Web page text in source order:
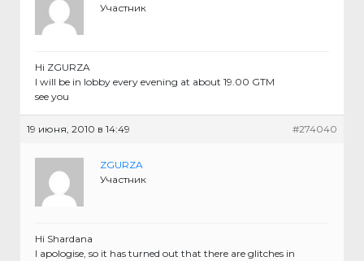
Участник
Hi ZGURZA
I will be in lobby every evening at about 19.00 GTM
see you
19 июня, 2010 в 14:49 #274040
ZGURZA
Участник
Hi Shardana
I apologise, so it has turned out that there are glitches in